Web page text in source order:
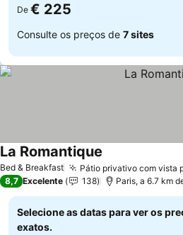
De € 225
Consulte os preços de 7 sites
Bed & Breakfast Pátio privativo com vista
La Romantique
8,7 Excelente 138 Paris, a 6.7 km
Selecione as datas para ver os
exatos.